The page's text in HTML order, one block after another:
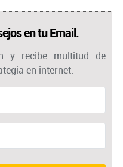
en tu Email.
y recibe multitud de
en internet.